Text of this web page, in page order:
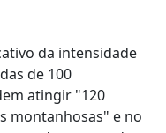
da intensidade
de 100
atingir "120
montanhosas" e no